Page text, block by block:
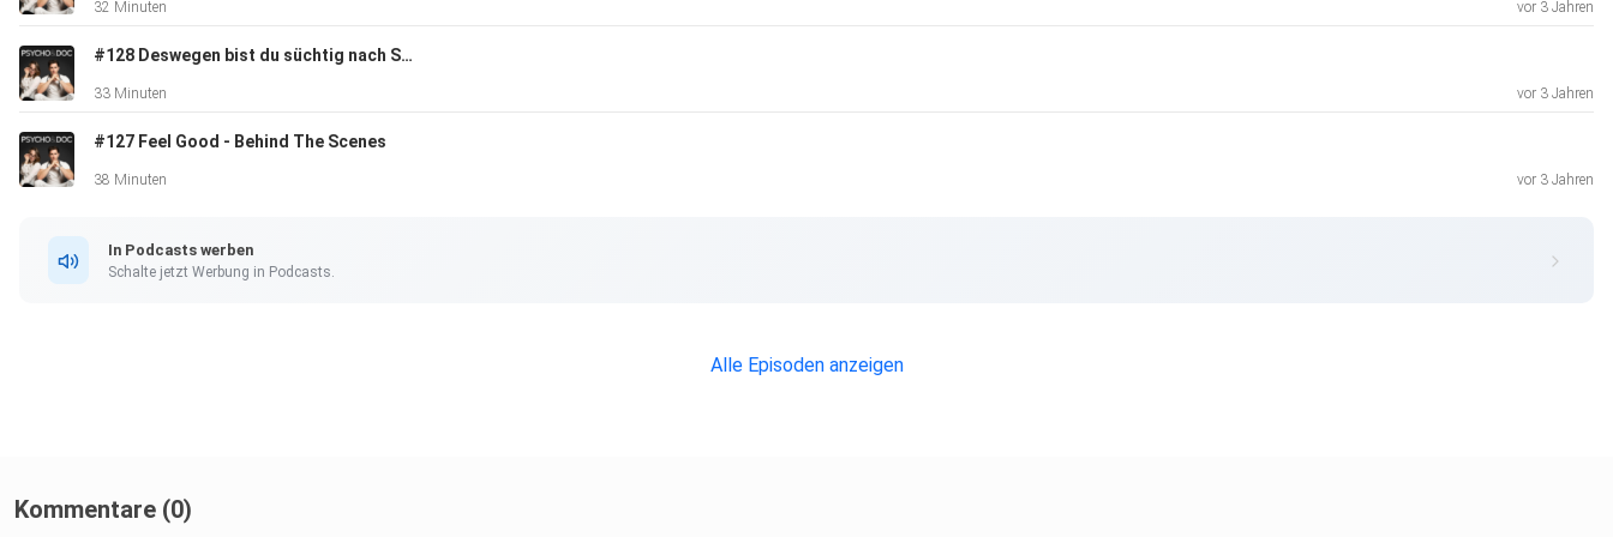
32 Minuten vor 3 Jahren
#128 Deswegen bist du süchtig nach Stress!
33 Minuten vor 3 Jahren
#127 Feel Good - Behind The Scenes
38 Minuten vor 3 Jahren
In Podcasts werben
Schalte jetzt Werbung in Podcasts.
Alle Episoden anzeigen
Kommentare (0)